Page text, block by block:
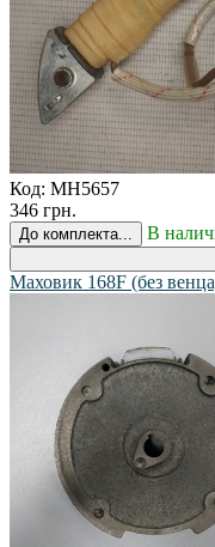
Код: MH5657
346 грн.
До комплекта... В
Маховик 168F (без